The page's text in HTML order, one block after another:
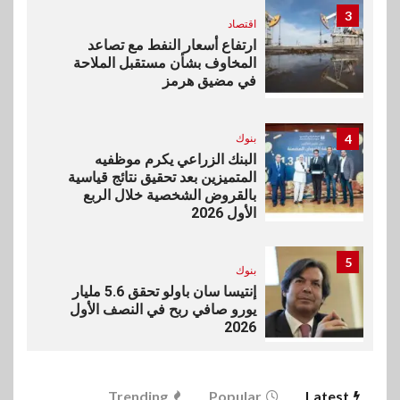
3
اقتصاد
ارتفاع أسعار النفط مع تصاعد
المخاوف بشأن مستقبل الملاحة
في مضيق هرمز
4 بنوك
البنك الزراعي يكرم موظفيه
المتميزين بعد تحقيق نتائج قياسية
بالقروض الشخصية خلال الربع
الأول 2026
5
بنوك
إنتيسا سان باولو تحقق 5.6 مليار
يورو صافي ربح في النصف الأول
2026
Latest
Popular
Trending